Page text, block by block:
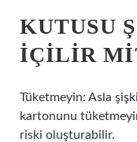
KUTUSU
IÇILIR
Tüketmeyin: Asla
kartonunu
riski oluşturabilir.